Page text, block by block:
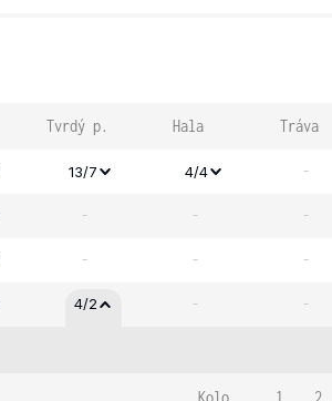
Tvrdý p. Hala Tráva
13/7 4/4 -
- - -
- - -
4/2 - -
Kolo 1 2